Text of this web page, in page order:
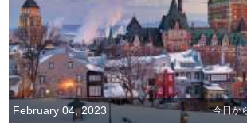
February 04, 2023